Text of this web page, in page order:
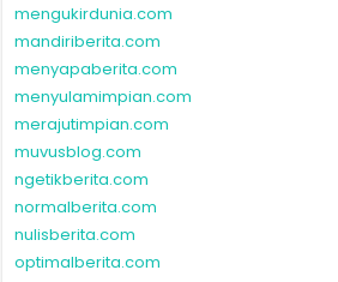
mengukirdunia.com
mandiriberita.com
menyapaberita.com
menyulamimpian.com
merajutimpian.com
muvusblog.com
ngetikberita.com
normalberita.com
nulisberita.com
optimalberita.com